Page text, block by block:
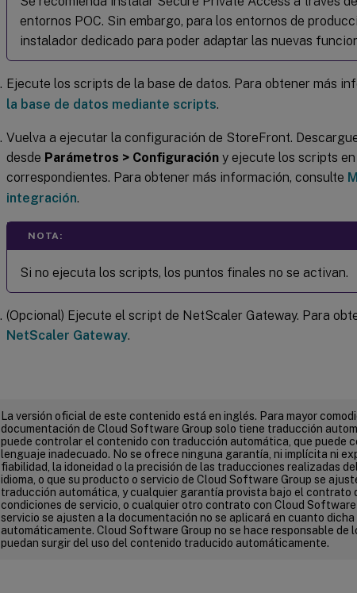
entornos POC. Sin embargo, para los entornos de
instalador dedicado para poder adaptar las nuevas
Ejecute los scripts de la base de datos. Para obtener más
la base de datos mediante scripts.
Vuelva a ejecutar la configuración de StoreFront.
desde Parámetros > Configuración y ejecute los scripts
correspondientes. Para obtener más información, consulte
integración.
NOTA:
Si no ejecuta los scripts, los puntos finales no se activan.
(Opcional) Ejecute el script de NetScaler Gateway. Para
NetScaler Gateway.
La versión oficial de este contenido está en inglés. Para mayor
documentación de Cloud Software Group solo tiene traducción
puede controlar el contenido con traducción automática, que puede
lenguaje inadecuado. No se ofrece ninguna garantía, ni implícita ni
fiabilidad, la idoneidad o la precisión de las traducciones realizadas
idioma, o que su producto o servicio de Cloud Software Group se
traducción automática, y cualquier garantía provista bajo el contrato
condiciones de servicio, o cualquier otro contrato con Cloud
servicio se ajusten a la documentación no se aplicará en cuanto
automáticamente. Cloud Software Group no se hace responsable de
puedan surgir del uso del contenido traducido automáticamente.